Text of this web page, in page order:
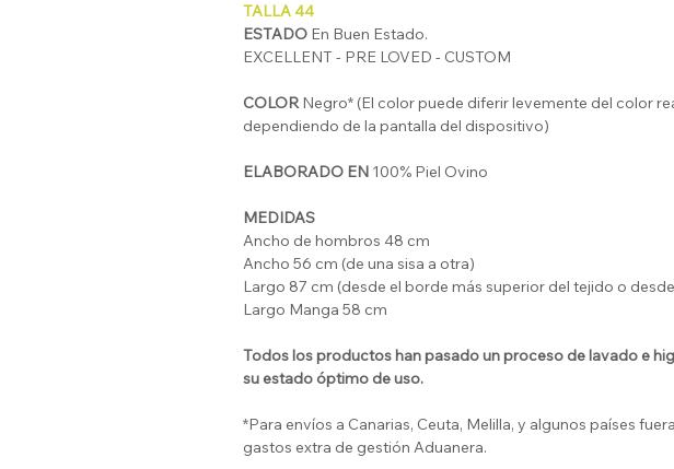
TALLA 44
ESTADO En Buen Estado.
EXCELLENT - PRE LOVED - CUSTOM
COLORNegro* (El color puede diferir levemente del color
dependiendo de la pantalla del dispositivo)
ELABORADO EN 100% Piel Ovino
MEDIDAS
Ancho de hombros 48 cm
Ancho 56 cm (de una sisa a otra)
Largo 87 cm (desde el borde más superior del tejido o
Largo Manga 58 cm
Todos los productos han pasado un proceso de lavado e
su estado óptimo de uso.
*Para envíos a Canarias, Ceuta, Melilla, y algunos países
gastos extra de gestión Aduanera.